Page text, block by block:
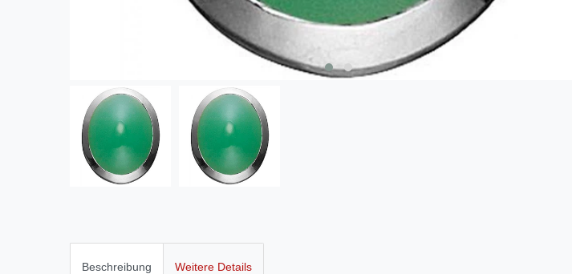
Beschreibung Weitere Details